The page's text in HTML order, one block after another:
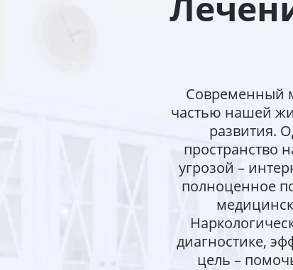
Современный
частью нашей
развития.
пространство
угрозой –
полноценное
диагностике,
цель –